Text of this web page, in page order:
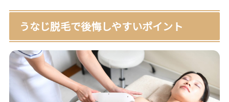
うなじ脱毛で後悔しやすいポイント